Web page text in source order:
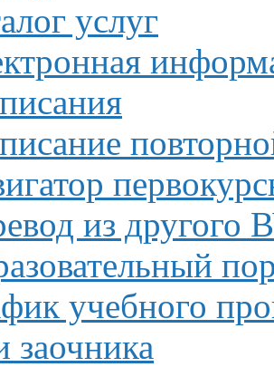
услуг
из другого
учебного
заочника